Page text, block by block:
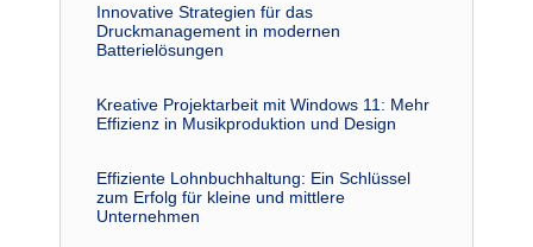
Innovative Strategien für das
Druckmanagement in modernen
Batterielösungen
Kreative Projektarbeit mit Windows 11: Mehr
Effizienz in Musikproduktion und Design
Effiziente Lohnbuchhaltung: Ein Schlüssel
zum Erfolg für kleine und mittlere
Unternehmen